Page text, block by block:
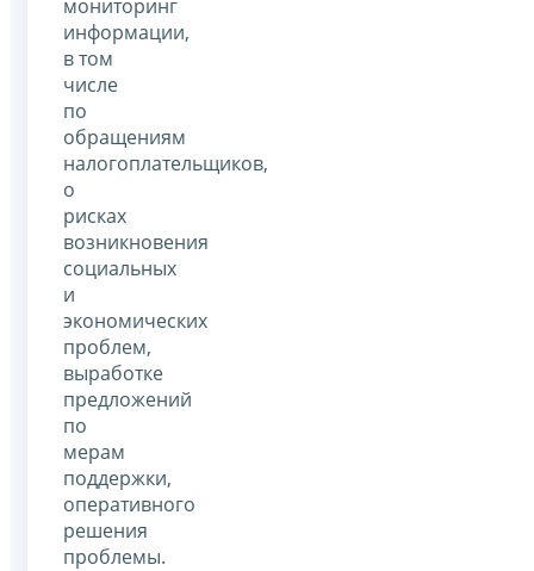
мониторинг
информации,
в том
числе
по
обращениям
налогоплательщиков,
о
рисках
возникновения
социальных
и
экономических
проблем,
выработке
предложений
по
мерам
поддержки,
оперативного
решения
проблемы.